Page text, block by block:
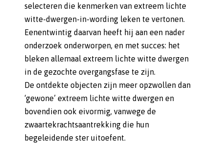
selecteren die kenmerken van extreem lichte
witte-dwergen-in-wording leken te vertonen.
Eenentwintig daarvan heeft hij aan een nader
onderzoek onderworpen, en met succes: het
bleken allemaal extreem lichte witte dwergen
in de gezochte overgangsfase te zijn.
De ontdekte objecten zijn meer opzwollen dan
‘gewone’ extreem lichte witte dwergen en
bovendien ook eivormig, vanwege de
zwaartekrachtsaantrekking die hun
begeleidende ster uitoefent.